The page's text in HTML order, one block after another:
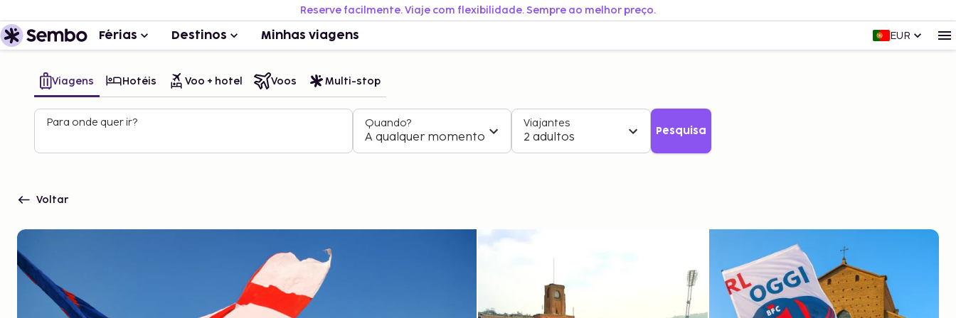
Reserve facilmente. Viaje com flexibilidade. Sempre ao melhor preço.
Férias Destinos Minhas viagens EUR
Viagens Hotéis Voo + hotel Voos Multi-stop
Para onde quer ir? Quando?
A qualquer momento
Viajantes
2 adultos Pesquisa
Voltar